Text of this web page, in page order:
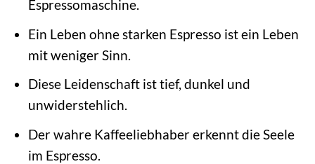
Espressomaschine.
Ein Leben ohne starken Espresso ist ein Leben
mit weniger Sinn.
Diese Leidenschaft ist tief, dunkel und
unwiderstehlich.
Der wahre Kaffeeliebhaber erkennt die Seele
im Espresso.